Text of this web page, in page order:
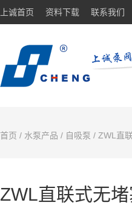
上诚首页 资料下载 联系我们
首页 / 水泵产品 / 自吸泵 / ZWL直
ZWL直联式无